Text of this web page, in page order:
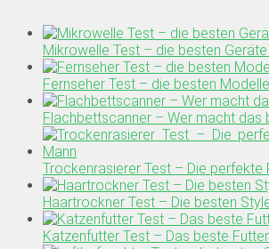
Mikrowelle Test – die besten
Fernseher Test – die besten
Flachbettscanner – Wer macht das
Trockenrasierer Test – Die perfekte
Haartrockner Test – Die besten
Katzenfutter Test – Das beste